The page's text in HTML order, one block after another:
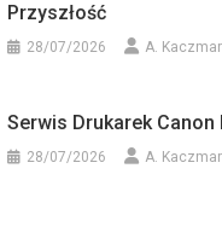
Przyszłość
28/07/2026 A.
Serwis Drukarek Canon
28/07/2026 A.